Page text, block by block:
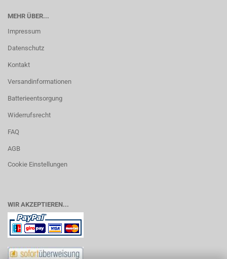
MEHR ÜBER...
Impressum
Datenschutz
Kontakt
Versandinformationen
Batterieentsorgung
Widerrufsrecht
FAQ
AGB
Cookie Einstellungen
WIR AKZEPTIEREN...